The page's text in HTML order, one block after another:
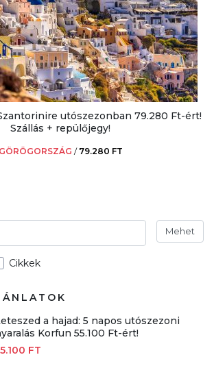
utószezonban 79.280 Ft-ért!
Szállás + repülőjegy!
GÖRÖGORSZÁG / 79.280 FT
Mehet
Cikkek
a hajad: 5 napos utószezoni
Korfun 55.100 Ft-ért!
FT